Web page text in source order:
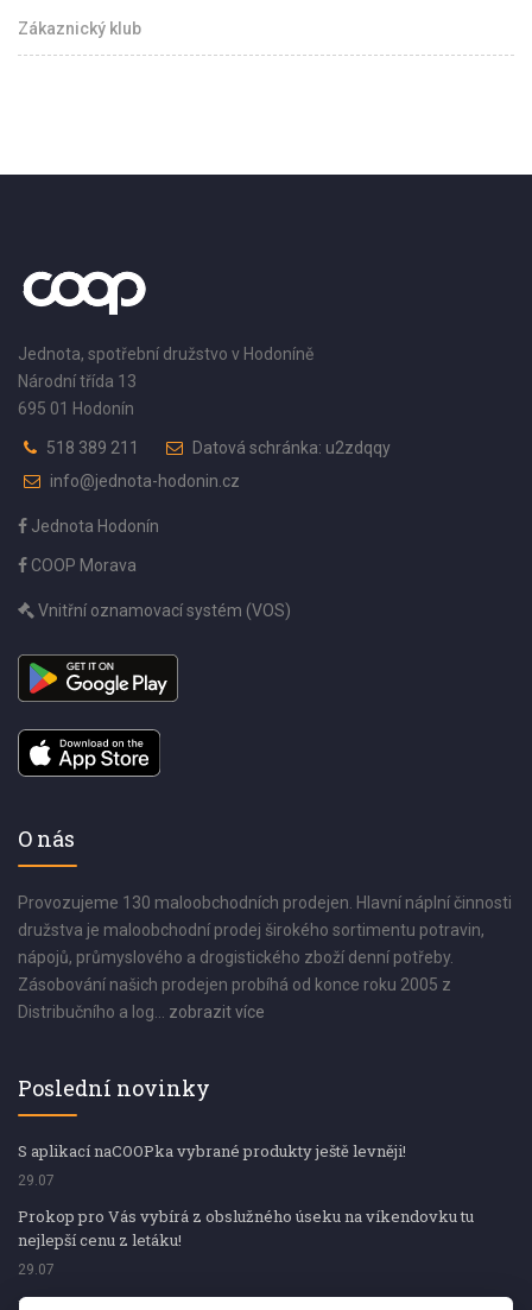
Zákaznický klub
Jednota, spotřební družstvo v Hodoníně
Národní třída 13
695 01 Hodonín
518 389 211
Datová schránka: u2zdqqy
info@jednota-hodonin.cz
Jednota Hodonín
COOP Morava
Vnitřní oznamovací systém (VOS)
O nás
Provozujeme 130 maloobchodních prodejen. Hlavní náplní činnosti
družstva je maloobchodní prodej širokého sortimentu potravin,
nápojů, průmyslového a drogistického zboží denní potřeby.
Zásobování našich prodejen probíhá od konce roku 2005 z
Distribučního a log... zobrazit více
Poslední novinky
S aplikací naCOOPka vybrané produkty ještě levněji!
29.07
Prokop pro Vás vybírá z obslužného úseku na víkendovku tu
nejlepší cenu z letáku!
29.07
Prokop pro Vás vybírá z obslužného úseku na víkendovku tu